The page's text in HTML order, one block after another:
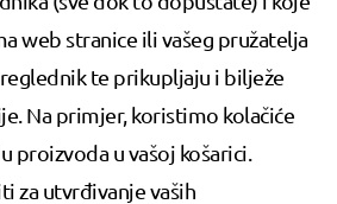
web stranice ili vašeg pružatelja
te prikupljaju i bilježe
Na primjer, koristimo kolačiće
proizvoda u vašoj košarici.
za utvrđivanje vaših